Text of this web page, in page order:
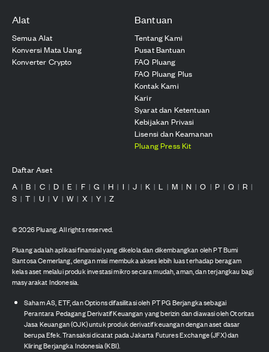
Alat
Semua Alat
Konversi Mata Uang
Konverter Crypto
Bantuan
Tentang Kami
Pusat Bantuan
FAQ Pluang
FAQ Pluang Plus
Kontak Kami
Karir
Syarat dan Ketentuan
Kebijakan Privasi
Lisensi dan Keamanan
Pluang Press Kit
Daftar Aset
A | B | C | D | E | F | G | H | I | J | K | L | M | N | O | P | Q | R |
S | T | U | V | W | X | Y | Z
©2026Pluang. All rights reserved.
Pluang adalah aplikasi finansial yang dikelola dan dikembangkan oleh PT Bumi
Santosa Cemerlang, dengan misi membuka akses lebih luas terhadap beragam
kelas aset melalui produk investasi mikro secara mudah, aman, dan terjangkau bagi
masyarakat Indonesia.
Saham AS, ETF, dan Options difasilitasi oleh PT PG Berjangka sebagai
Perantara Pedagang Derivatif Keuangan yang berizin dan diawasi oleh Otoritas
Jasa Keuangan (OJK) untuk produk derivatif keuangan dengan aset dasar
berupa Efek. Transaksi dicatat pada Jakarta Futures Exchange (JFX) dan
Kliring Berjangka Indonesia (KBI).